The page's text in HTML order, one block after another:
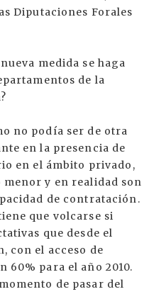
Diputaciones Forales
medida se haga
de la
no podía ser de otra
en la presencia de
en el ámbito privado,
y en realidad son
de contratación.
que volcarse si
que desde el
con el acceso de
60% para el año 2010.
de pasar del